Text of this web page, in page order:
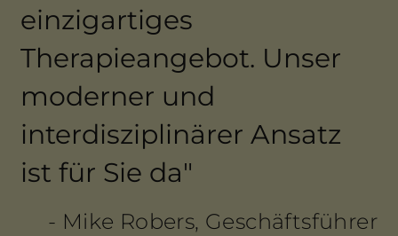
einzigartiges
Therapieangebot. Unser
moderner und
interdisziplinärer Ansatz
ist für Sie da"
- Mike Robers, Geschäftsführer